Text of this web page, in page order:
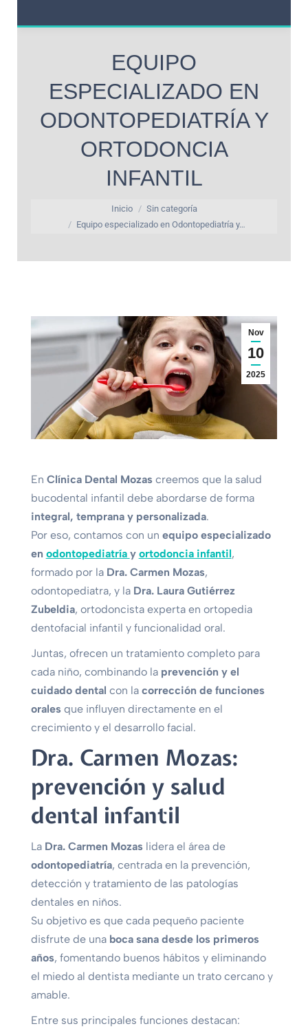
EQUIPO
ESPECIALIZADO EN
ODONTOPEDIATRÍA Y
ORTODONCIA
INFANTIL
Inicio
Sin categoría
Equipo especializado en Odontopediatría y…
Nov
10
2025
En Clínica Dental Mozascreemos que la salud
bucodental infantil debe abordarse de forma
integral, temprana y personalizada.
Por eso, contamos con un equipo especializado
en odontopediatría y ortodoncia infantil,
formado por la Dra. Carmen Mozas,
odontopediatra, y la Dra. Laura Gutiérrez
Zubeldia, ortodoncista experta en ortopedia
dentofacial infantil y funcionalidad oral.
Juntas, ofrecen un tratamiento completo para
cada niño, combinando la prevención y el
cuidado dental con la corrección de funciones
oralesque influyen directamente en el
crecimiento y el desarrollo facial.
Dra. Carmen Mozas:
prevención y salud
dental infantil
La Dra. Carmen Mozaslidera el área de
odontopediatría, centrada en la prevención,
detección y tratamiento de las patologías
dentales en niños.
Su objetivo es que cada pequeño paciente
disfrute de una boca sana desde los primeros
años, fomentando buenos hábitos y eliminando
el miedo al dentista mediante un trato cercano y
amable.
Entre sus principales funciones destacan: